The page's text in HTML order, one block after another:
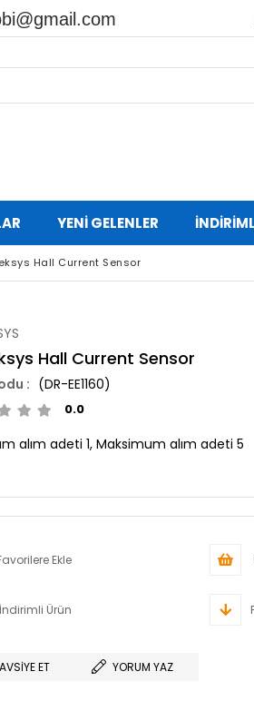
YENİ GELENLER
Hall Current Sensor
Hall Current Sensor
(DR-EE1160)
0.0
alım adeti 1, Maksimum alım adeti 5
Ekle
İndirimli Ürün
ET YORUM YAZ